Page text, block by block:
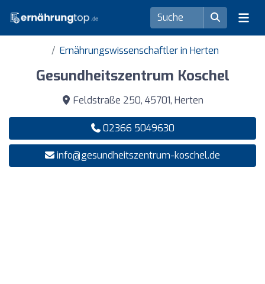
Ernährungswissenschaftler in Herten
Gesundheitszentrum Koschel
Feldstraße 250, 45701, Herten
02366 5049630
info@gesundheitszentrum-koschel.de